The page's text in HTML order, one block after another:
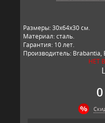
Размеры: 30х64х30 см.
Материал: сталь.
Гарантия: 10 лет.
Производитель: Brabantia,
НЕТ